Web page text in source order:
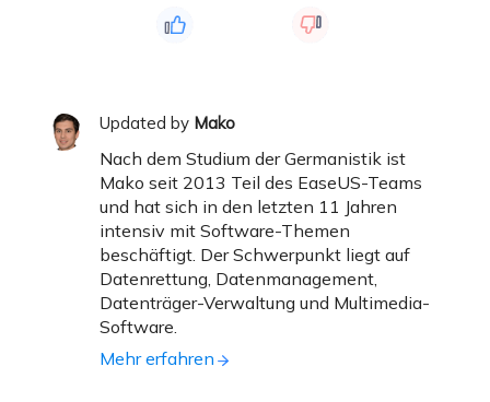
Updated by Mako
Nach dem Studium der Germanistik ist
Mako seit 2013 Teil des EaseUS-Teams
und hat sich in den letzten 11 Jahren
intensiv mit Software-Themen
beschäftigt. Der Schwerpunkt liegt auf
Datenrettung, Datenmanagement,
Datenträger-Verwaltung und Multimedia-
Software.
Mehr erfahren